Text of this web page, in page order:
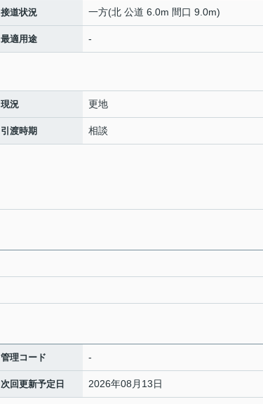
接道状況 一方(北 公道 6.0m 間口 9.0m)
最適用途 -
現況 更地
引渡時期 相談
管理コード -
次回更新予定日 2026年08月13日